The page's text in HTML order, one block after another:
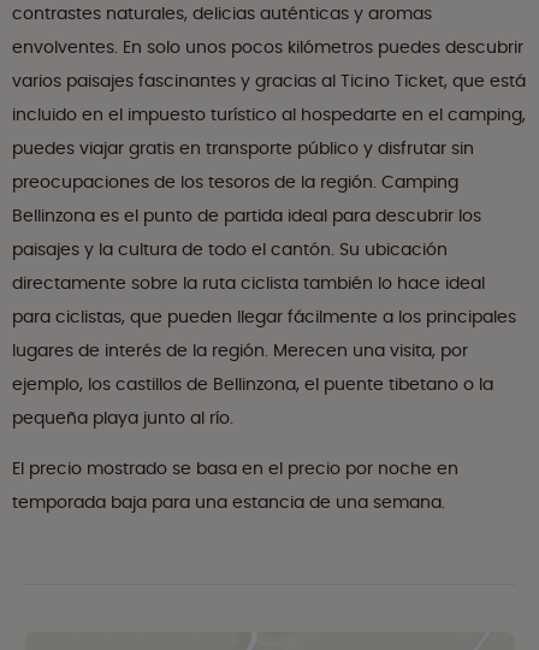
contrastes naturales, delicias auténticas y aromas
envolventes. En solo unos pocos kilómetros puedes descubrir
varios paisajes fascinantes y gracias al Ticino Ticket, que está
incluido en el impuesto turístico al hospedarte en el camping,
puedes viajar gratis en transporte público y disfrutar sin
preocupaciones de los tesoros de la región. Camping
Bellinzona es el punto de partida ideal para descubrir los
paisajes y la cultura de todo el cantón. Su ubicación
directamente sobre la ruta ciclista también lo hace ideal
para ciclistas, que pueden llegar fácilmente a los principales
lugares de interés de la región. Merecen una visita, por
ejemplo, los castillos de Bellinzona, el puente tibetano o la
pequeña playa junto al río.
El precio mostrado se basa en el precio por noche en
temporada baja para una estancia de una semana.